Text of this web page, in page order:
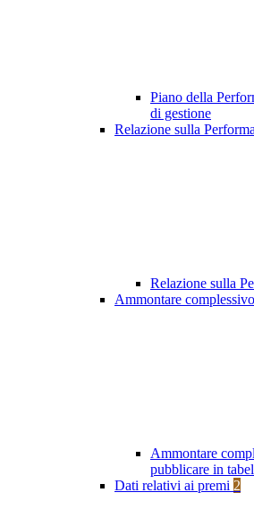
Piano della
di gestione
Relazione sulla
Relazione sulla
Ammontare
Ammontare
pubblicare in
Dati relativi ai premi 2